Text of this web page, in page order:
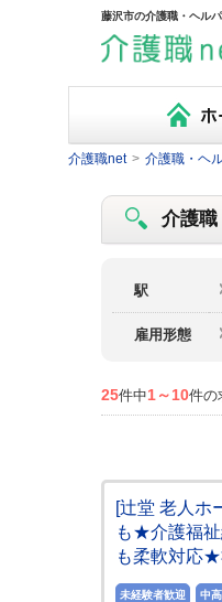
藤沢市の介護職・ヘル
介護職net > 介護職・ヘ
介護
駅
雇用形態
25件中1～10件の
[辻堂 老人ホ
も★介護福
も柔軟対応
未経験者歓迎 中